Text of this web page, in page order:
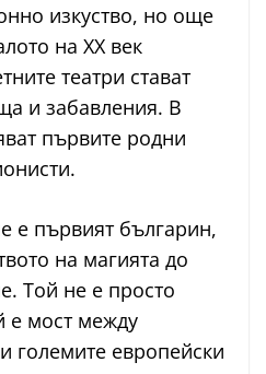
изкуство, но още
на XX век
театри стават
и забавления. В
първите родни
е първият българин,
на магията до
Той не е просто
е мост между
големите европейски